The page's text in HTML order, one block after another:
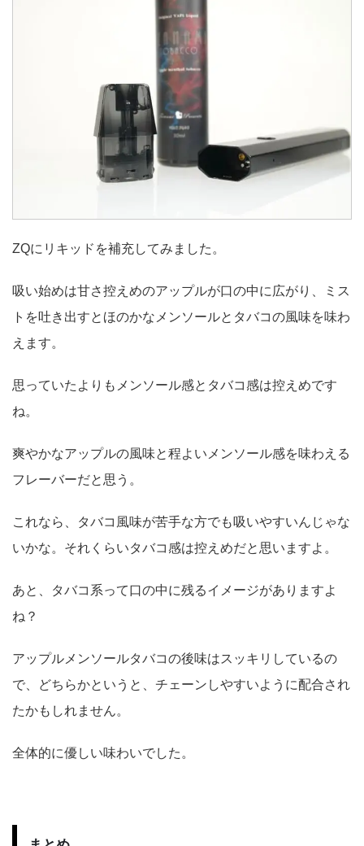
ZQにリキッドを補充してみました。
吸い始めは甘さ控えめのアップルが口の中に広がり、ミス
トを吐き出すとほのかなメンソールとタバコの風味を味わ
えます。
思っていたよりもメンソール感とタバコ感は控えめです
ね。
爽やかなアップルの風味と程よいメンソール感を味わえる
フレーバーだと思う。
これなら、タバコ風味が苦手な方でも吸いやすいんじゃな
いかな。それくらいタバコ感は控えめだと思いますよ。
あと、タバコ系って口の中に残るイメージがありますよ
ね？
アップルメンソールタバコの後味はスッキリしているの
で、どちらかというと、チェーンしやすいように配合され
たかもしれません。
全体的に優しい味わいでした。